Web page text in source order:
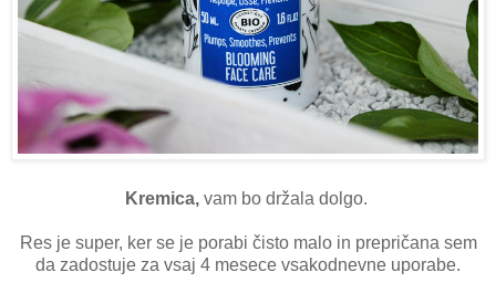
Kremica, vam bo držala dolgo.
Res je super, ker se je porabi čisto malo in prepričana sem
da zadostuje za vsaj 4 mesece vsakodnevne uporabe.